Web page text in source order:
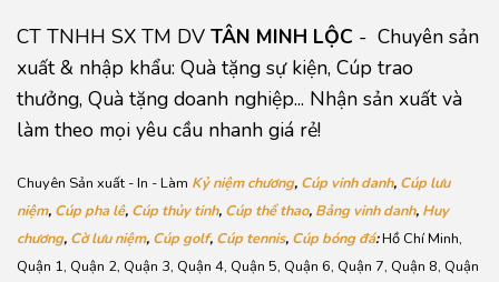
CT TNHH SX TM DV TÂN MINH LỘC - Chuyên sản
xuất & nhập khẩu: Quà tặng sự kiện, Cúp trao
thưởng, Quà tặng doanh nghiệp... Nhận sản xuất và
làm theo mọi yêu cầu nhanh giá rẻ!
Chuyên Sản xuất - In - Làm Kỷ niệm chương, Cúp vinh danh, Cúp lưu
niệm, Cúp pha lê, Cúp thủy tinh, Cúp thể thao, Bảng vinh danh, Huy
chương, Cờ lưu niệm, Cúp golf, Cúp tennis, Cúp bóng đá:Hồ Chí Minh,
Quận 1, Quận 2, Quận 3, Quận 4, Quận 5, Quận 6, Quận 7, Quận 8, Quận